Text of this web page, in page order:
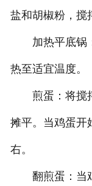
盐和胡椒粉，搅
加热平底锅：
热至适宜温度。
煎蛋：将搅拌
摊平。当鸡蛋开
右。
翻煎蛋：当鸡